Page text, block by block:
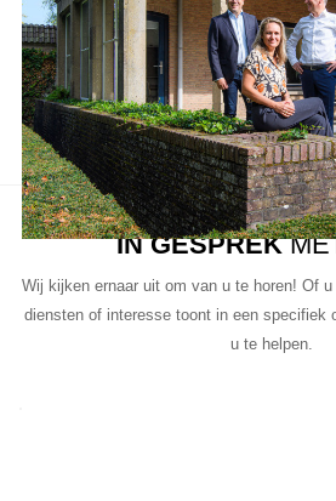
aarzel niet om contact met ons op te
informatie wilt of een bezichtiging wil
Ons team van vastgoedprofessionals staat
elke stap van het proces.
IN GESPREK
Wij kijken ernaar uit om van u te horen! Of
diensten of interesse toont in een specifiek
u te helpen.